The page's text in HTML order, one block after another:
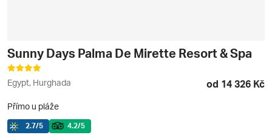
Sunny Days Palma De Mirette Resort & Spa
Egypt, Hurghada od 14 326 Kč
Přímo u pláže
2.7/5 4.2/5